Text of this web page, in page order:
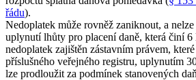
řádu).
Nedoplatek může rovněž zaniknout, a
uplynutí lhůty pro placení daně, která činí 6
nedoplatek zajištěn zástavním právem,
příslušného veřejného registru, uplynutím
lze prodloužit za podmínek stanovených